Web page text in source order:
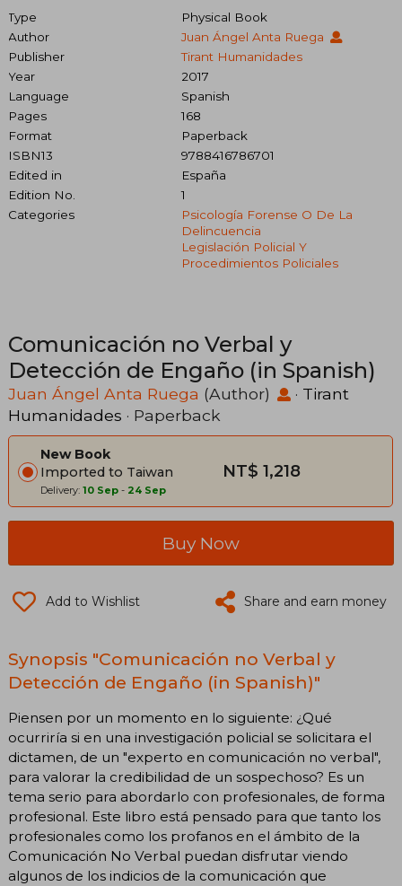
Type
Physical Book
Author
Juan Ángel Anta Ruega
Publisher
Tirant Humanidades
Year
2017
Language
Spanish
Pages
168
Format
Paperback
ISBN13
9788416786701
Edited in
España
Edition No.
1
Categories
Psicología Forense O De La
Delincuencia
Legislación Policial Y
Procedimientos Policiales
Comunicación no Verbal y
Detección de Engaño (in Spanish)
Juan Ángel Anta Ruega (Author) · Tirant
Humanidades · Paperback
New Book
Imported to Taiwan
Delivery: 10 Sep - 24 Sep
NT$ 1,218
Buy Now
Add to Wishlist Share and earn money
Synopsis "Comunicación no Verbal y
Detección de Engaño (in Spanish)"
Piensen por un momento en lo siguiente: ¿Qué
ocurriría si en una investigación policial se solicitara el
dictamen, de un "experto en comunicación no verbal",
para valorar la credibilidad de un sospechoso? Es un
tema serio para abordarlo con profesionales, de forma
profesional. Este libro está pensado para que tanto los
profesionales como los profanos en el ámbito de la
Comunicación No Verbal puedan disfrutar viendo
algunos de los indicios de la comunicación que